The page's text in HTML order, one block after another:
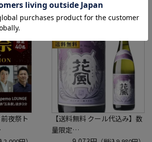
バーボン
2,288円）
40度 700ml
スコッチ ウイスキー white &
1,272円（税込1,399円）
夜祭ト
【送料無料 クール代込み】数
量限定